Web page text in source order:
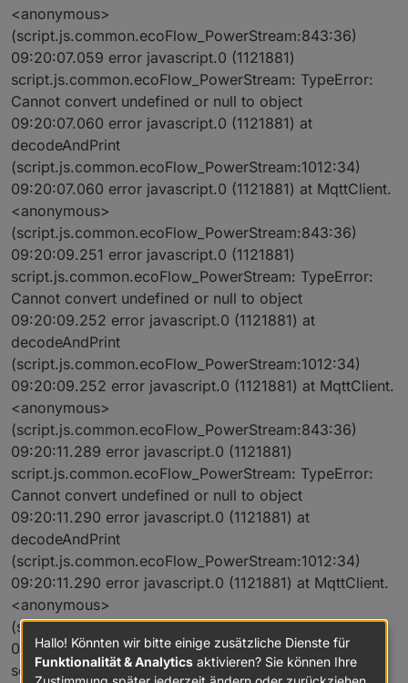
<anonymous>
(script.js.common.ecoFlow_PowerStream:843:36)
09:20:07.059 error javascript.0 (1121881)
script.js.common.ecoFlow_PowerStream: TypeError:
Cannot convert undefined or null to object
09:20:07.060 error javascript.0 (1121881) at
decodeAndPrint
(script.js.common.ecoFlow_PowerStream:1012:34)
09:20:07.060 error javascript.0 (1121881) at MqttClient.
<anonymous>
(script.js.common.ecoFlow_PowerStream:843:36)
09:20:09.251 error javascript.0 (1121881)
script.js.common.ecoFlow_PowerStream: TypeError:
Cannot convert undefined or null to object
09:20:09.252 error javascript.0 (1121881) at
decodeAndPrint
(script.js.common.ecoFlow_PowerStream:1012:34)
09:20:09.252 error javascript.0 (1121881) at MqttClient.
<anonymous>
(script.js.common.ecoFlow_PowerStream:843:36)
09:20:11.289 error javascript.0 (1121881)
script.js.common.ecoFlow_PowerStream: TypeError:
Cannot convert undefined or null to object
09:20:11.290 error javascript.0 (1121881) at
decodeAndPrint
(script.js.common.ecoFlow_PowerStream:1012:34)
09:20:11.290 error javascript.0 (1121881) at MqttClient.
<anonymous>
(script.js.common.ecoFlow_PowerStream:843:36)
09:20:13.210 error javascript.0 (1121881)
script.js.common.ecoFlow_PowerStream: TypeError:
Hallo! Könnten wir bitte einige zusätzliche Dienste für
Funktionalität & Analytics aktivieren? Sie können Ihre